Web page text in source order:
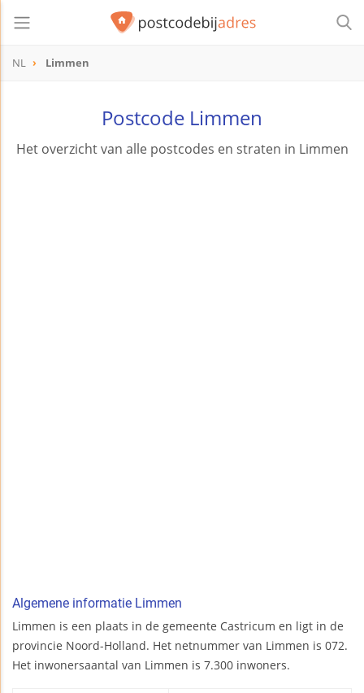
NL Limmen
Postcode Limmen
Het overzicht van alle postcodes en straten in Limmen
Algemene informatie Limmen
Limmen is een plaats in de gemeente Castricum en ligt in de
provincie Noord-Holland. Het netnummer van Limmen is 072.
Het inwonersaantal van Limmen is 7.300 inwoners.